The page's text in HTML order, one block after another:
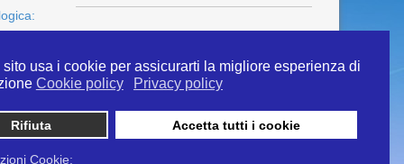
sito usa i cookie per assicurarti la migliore esperienza di
Cookie policy Privacy policy
Rifiuta Accetta tutti i cookie
Cookie:
info@ipertermiaitalia.it tel. 331/9584817 . Il